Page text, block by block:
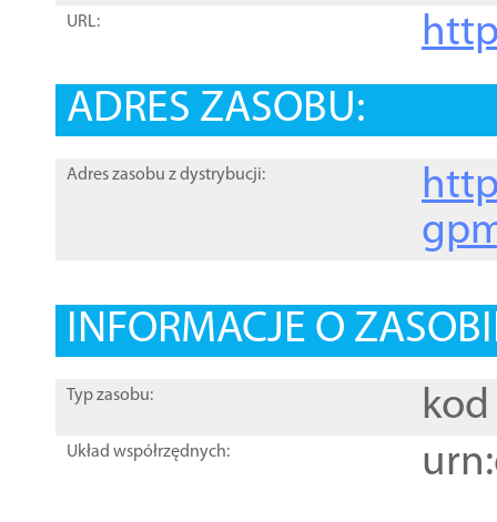
URL:
ADRES ZASOBU:
Adres zasobu z dystrybucji:
INFORMACJE O
Typ zasobu: kod
Układ współrzędnych: